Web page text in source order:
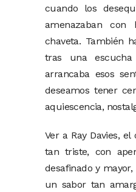
cuando los
amenazaban con
chaveta. También
tras una
arrancaba esos
deseamos tener
aquiescencia,
Ver a Ray Davies,
tan triste, con
desafinado y
un sabor tan